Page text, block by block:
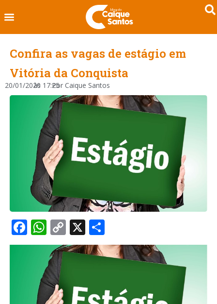
Confira as vagas de estágio em
Vitória da Conquista
20/01/2020
às 17:25
Por Caique Santos
Facebook
WhatsApp
Copy
Link
X